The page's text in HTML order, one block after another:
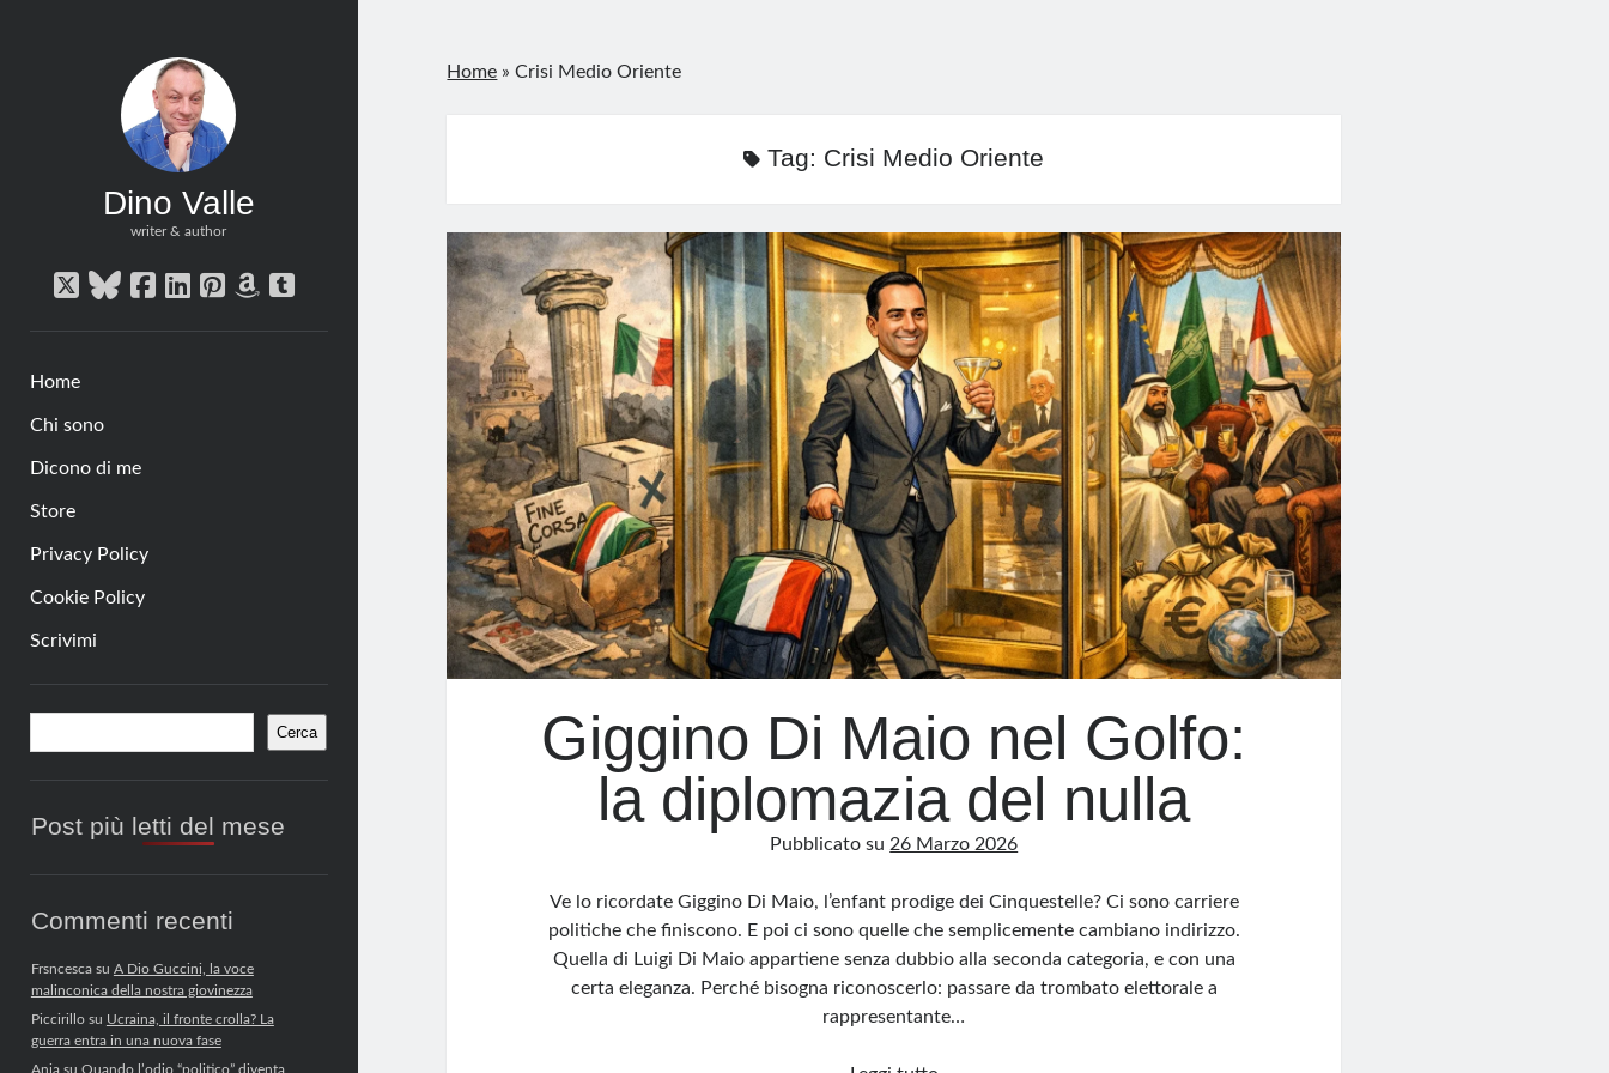
Dino Valle
writer & author
twitterbluesky
facebook
linkedin
pinterest
amazon
tumblr
Home
Chi sono
Dicono di me
Store
Privacy Policy
Cookie Policy
Scrivimi
Barra
laterale
Cerca
Post più letti del mese
Commenti recenti
Frsncescasu A Dio Guccini, la voce
malinconica della nostra giovinezza
Piccirillosu Ucraina, il fronte crolla? La
guerra entra in una nuova fase
Anjasu Quando l’odio “politico” diventa
Home »Crisi Medio Oriente
Tag: Crisi Medio Oriente
Giggino Di Maio nel Golfo:
la diplomazia del nulla
Pubblicato su26 Marzo 2026
Ve lo ricordate Giggino Di Maio, l’enfant prodige dei Cinquestelle? Ci sono carriere
politiche che finiscono. E poi ci sono quelle che semplicemente cambiano indirizzo.
Quella di Luigi Di Maio appartiene senza dubbio alla seconda categoria, e con una
certa eleganza. Perché bisogna riconoscerlo: passare da trombato elettorale a
rappresentante…